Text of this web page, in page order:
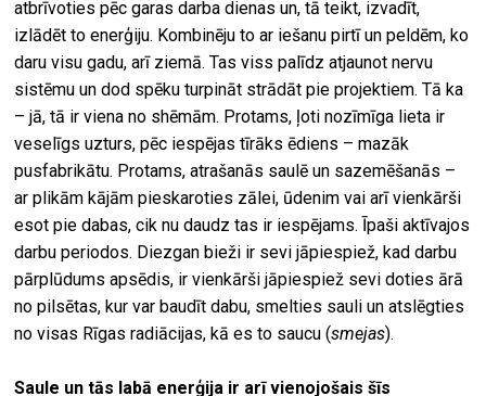
atbrīvoties pēc garas darba dienas un, tā teikt, izvadīt,
izlādēt to enerģiju. Kombinēju to ar iešanu pirtī un peldēm, ko
daru visu gadu, arī ziemā. Tas viss palīdz atjaunot nervu
sistēmu un dod spēku turpināt strādāt pie projektiem. Tā ka
– jā, tā ir viena no shēmām. Protams, ļoti nozīmīga lieta ir
veselīgs uzturs, pēc iespējas tīrāks ēdiens – mazāk
pusfabrikātu. Protams, atrašanās saulē un sazemēšanās –
ar plikām kājām pieskaroties zālei, ūdenim vai arī vienkārši
esot pie dabas, cik nu daudz tas ir iespējams. Īpaši aktīvajos
darbu periodos. Diezgan bieži ir sevi jāpiespiež, kad darbu
pārplūdums apsēdis, ir vienkārši jāpiespiež sevi doties ārā
no pilsētas, kur var baudīt dabu, smelties sauli un atslēgties
no visas Rīgas radiācijas, kā es to saucu (smejas).
Saule un tās labā enerģija ir arī vienojošais šīs